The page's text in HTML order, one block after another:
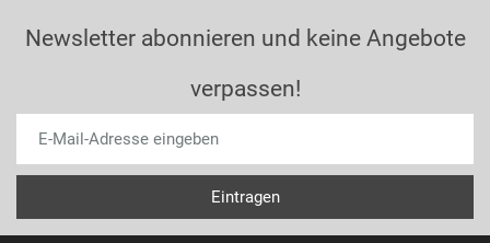
Newsletter abonnieren und keine Angebote
verpassen!